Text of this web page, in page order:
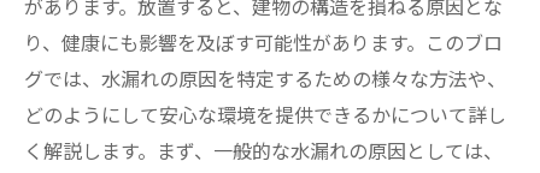
があります。放置すると、建物の構造を損ねる原因とな
り、健康にも影響を及ぼす可能性があります。このブロ
グでは、水漏れの原因を特定するための様々な方法や、
どのようにして安心な環境を提供できるかについて詳し
く解説します。まず、一般的な水漏れの原因としては、